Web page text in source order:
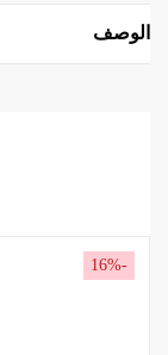
الوصف
-16%